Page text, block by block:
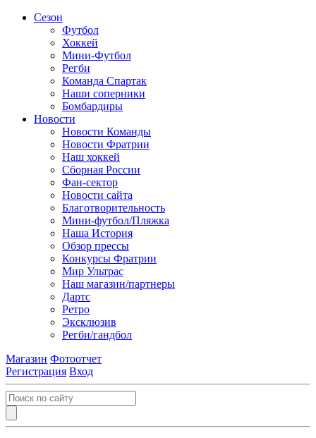
Сезон
Футбол
Хоккей
Мини-Футбол
Регби
Команда Спартак
Наши соперники
Бомбардиры
Новости
Новости Команды
Новости Фратрии
Наш хоккей
Сборная России
Фан-cектор
Новости сайта
Благотворительность
Мини-футбол/Пляжка
Наша История
Обзор прессы
Конкурсы Фратрии
Мир Ультрас
Наш магазин/партнеры
Дартс
Ретро
Эксклюзив
Регби/гандбол
Магазин Фотоотчет
Регистрация Вход